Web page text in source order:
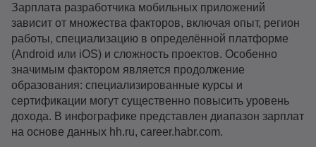
Зарплата разработчика мобильных приложений
зависит от множества факторов, включая опыт, регион
работы, специализацию в определённой платформе
(Android или iOS) и сложность проектов. Особенно
значимым фактором является продолжение
образования: специализированные курсы и
сертификации могут существенно повысить уровень
дохода. В инфографике представлен диапазон зарплат
на основе данных hh.ru, career.habr.com.